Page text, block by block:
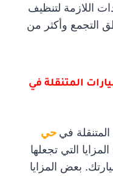
اللازمة لتنظيف
التجمع وأكثر من
المتنقلة في
في حي
التي تجعلها
بعض المزايا